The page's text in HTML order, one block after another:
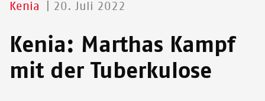
in Homa Bay Stadt leben über 60.000 Menschen
© PATRICK MEINHARDT
Kenia 20. Juli 2022
Kenia: Marthas Kampf
mit der Tuberkulose